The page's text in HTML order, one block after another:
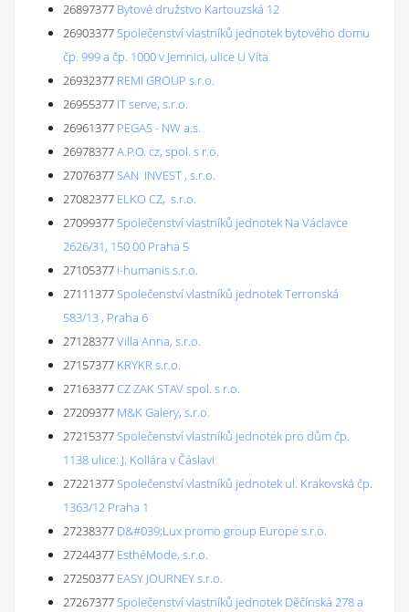
26897377 Bytové družstvo Kartouzská 12
26903377Společenství vlastníků jednotek bytového domu
čp. 999 a čp. 1000 v Jemnici, ulice U Víta
26932377 REMI GROUP s.r.o.
26955377 IT serve, s.r.o.
26961377 PEGAS - NW a.s.
26978377A.P.O. cz, spol. s r.o.
27076377SAN INVEST , s.r.o.
27082377 ELKO CZ, s.r.o.
27099377Společenství vlastníků jednotek Na Václavce
2626/31, 150 00 Praha 5
27105377 i-humanis s.r.o.
27111377Společenství vlastníků jednotek Terronská
583/13 , Praha 6
27128377Villa Anna, s.r.o.
27157377 KRYKR s.r.o.
27163377CZ ZAK STAV spol. s r.o.
27209377 M&K Galery, s.r.o.
27215377Společenství vlastníků jednotek pro dům čp.
1138 ulice: J. Kollára v Čáslavi
27221377Společenství vlastníků jednotek ul. Krakovská čp.
1363/12 Praha 1
27238377 D&#039;Lux promo group Europe s.r.o.
27244377 EsthéMode, s.r.o.
27250377 EASY JOURNEY s.r.o.
27267377Společenství vlastníků jednotek Děčínská 278 a